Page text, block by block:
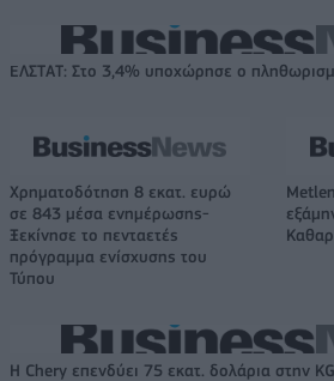
ΕΛΣΤΑΤ: Στο 3,4% υποχώρησε ο
Χρηματοδότηση 8 εκατ. ευρώ
σε 843 μέσα ενημέρωσης-
Ξεκίνησε το πενταετές
πρόγραμμα ενίσχυσης του
Τύπου
Η Chery επενδύει 75 εκατ. δολάρια στην